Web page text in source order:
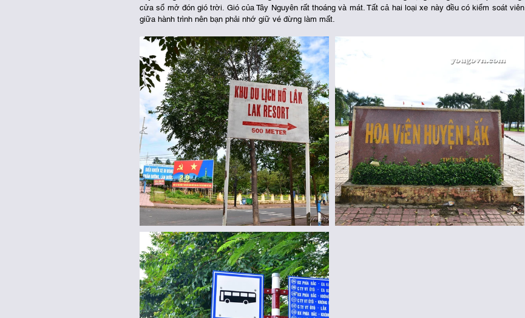
cửa sổ mở đón gió trời. Gió của Tây Nguyên rất thoáng và mát. Tất cả hai loại xe này đều có kiểm soát viên
giữa hành trình nên bạn phải nhớ giữ vé đừng làm mất.